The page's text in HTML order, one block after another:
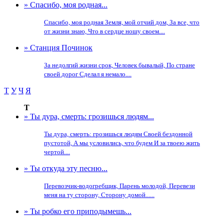
» Спасибо, моя родная...
Спасибо, моя родная Земля, мой отчий дом, За все, что
от жизни знаю, Что в сердце ношу своем....
» Станция Починок
За недолгий жизни срок, Человек бывалый, По стране
своей дорог Сделал я немало....
Т У Ч Я
Т
» Ты дура, смерть: грозишься людям...
Ты дура, смерть: грозишься людям Своей бездонной
пустотой, А мы условились, что будем И за твоею жить
чертой....
» Ты откуда эту песню...
Перевозчик-водогребщик, Парень молодой, Перевези
меня на ту сторону, Сторону домой......
» Ты робко его приподымешь...